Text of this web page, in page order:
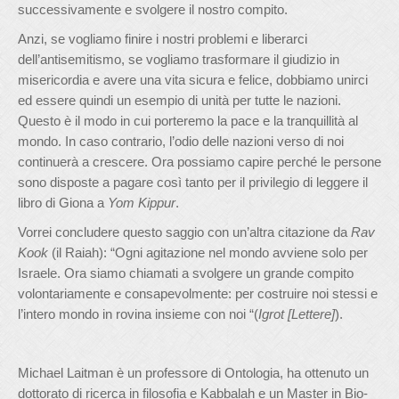
successivamente e svolgere il nostro compito.
Anzi, se vogliamo finire i nostri problemi e liberarci
dell’antisemitismo, se vogliamo trasformare il giudizio in
misericordia e avere una vita sicura e felice, dobbiamo unirci
ed essere quindi un esempio di unità per tutte le nazioni.
Questo è il modo in cui porteremo la pace e la tranquillità al
mondo. In caso contrario, l’odio delle nazioni verso di noi
continuerà a crescere. Ora possiamo capire perché le persone
sono disposte a pagare così tanto per il privilegio di leggere il
libro di Giona a Yom Kippur.
Vorrei concludere questo saggio con un’altra citazione da Rav
Kook (il Raiah): “Ogni agitazione nel mondo avviene solo per
Israele. Ora siamo chiamati a svolgere un grande compito
volontariamente e consapevolmente: per costruire noi stessi e
l’intero mondo in rovina insieme con noi “(Igrot [Lettere]).
Michael Laitman è un professore di Ontologia, ha ottenuto un
dottorato di ricerca in filosofia e Kabbalah e un Master in Bio-